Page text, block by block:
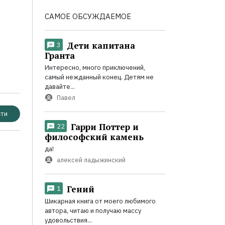
САМОЕ ОБСУЖДАЕМОЕ
3
Дети капитана
Гранта
Интересно, много приключений,
самый нежданный конец. Детям не
давайте...
Павел
22
Гарри Поттер и
философский камень
да!
алексей ладыжинский
1 Гений
Шикарная книга от моего любимого
автора, читаю и получаю массу
удовольствия...